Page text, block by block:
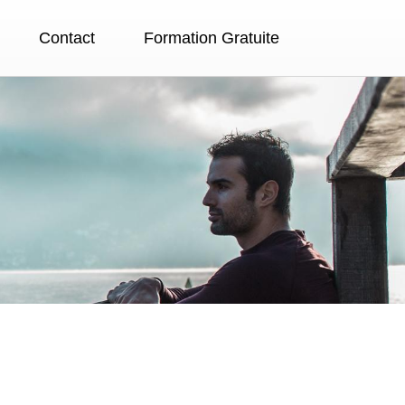
Contact Formation Gratuite